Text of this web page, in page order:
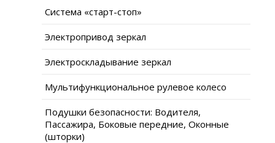
Система «старт-стоп»
Электропривод зеркал
Электроскладывание зеркал
Мультифункциональное рулевое колесо
Подушки безопасности: Водителя,
Пассажира, Боковые передние, Оконные
(шторки)